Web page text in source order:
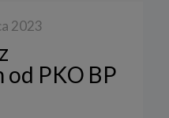
2023
PKO BP